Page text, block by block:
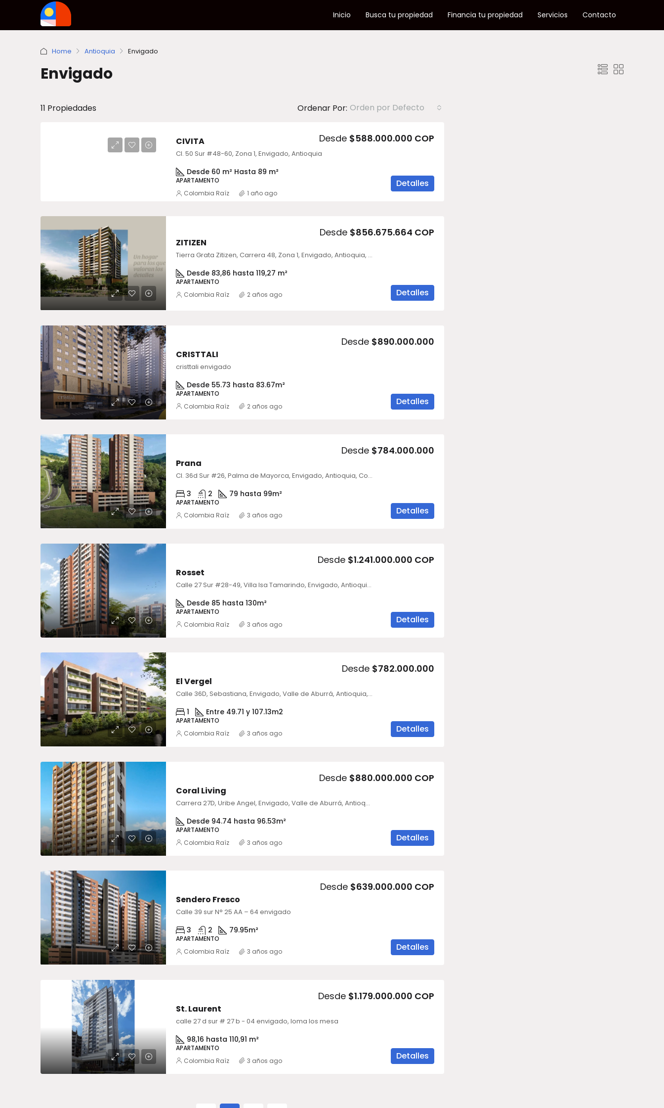
Inicio Busca tu propiedad Financia tu propiedad Servicios Contacto
Home Antioquia Envigado
Envigado
11 Propiedades Ordenar Por: Orden por Defecto
CIVITA Desde $588.000.000 COP
Cl. 50 Sur #48-60, Zona 1, Envigado, Antioquia
Desde 60 m² Hasta 89 m²
APARTAMENTO Detalles
Colombia Raíz 1 año ago
ZITIZEN
Desde $856.675.664 COP
Tierra Grata Zitizen, Carrera 48, Zona 1, Envigado, Antioquia, Colombia
Desde 83,86 hasta 119,27 m²
APARTAMENTO
Detalles
Colombia Raíz 2 años ago
CRISTTALI
Desde $890.000.000
cristtali envigado
Desde 55.73 hasta 83.67m²
APARTAMENTO
Detalles
Colombia Raíz 2 años ago
Prana
Desde $784.000.000
Cl. 36d Sur #26, Palma de Mayorca, Envigado, Antioquia, Colombia
3 2 79 hasta 99m²
APARTAMENTO
Detalles
Colombia Raíz 3 años ago
Rosset
Desde $1.241.000.000 COP
Calle 27 Sur #28-49, Villa Isa Tamarindo, Envigado, Antioquia, Colombia
Desde 85 hasta 130m²
APARTAMENTO
Detalles
Colombia Raíz 3 años ago
El Vergel
Desde $782.000.000
Calle 36D, Sebastiana, Envigado, Valle de Aburrá, Antioquia, RAP del Agua y la Montaña, 055420, Colombia
1 Entre 49.71 y 107.13m2
APARTAMENTO
Detalles
Colombia Raíz 3 años ago
Coral Living
Desde $880.000.000 COP
Carrera 27D, Uribe Angel, Envigado, Valle de Aburrá, Antioquia, RAP del Agua y la Montaña, 055420, Colombia
Desde 94.74 hasta 96.53m²
APARTAMENTO
Detalles
Colombia Raíz 3 años ago
Sendero Fresco
Desde $639.000.000 COP
Calle 39 sur N° 25 AA – 64 envigado
3 2 79.95m²
APARTAMENTO
Detalles
Colombia Raíz 3 años ago
St. Laurent
Desde $1.179.000.000 COP
calle 27 d sur # 27 b - 04 envigado, loma los mesa
98,16 hasta 110,91 m²
APARTAMENTO
Detalles
Colombia Raíz 3 años ago